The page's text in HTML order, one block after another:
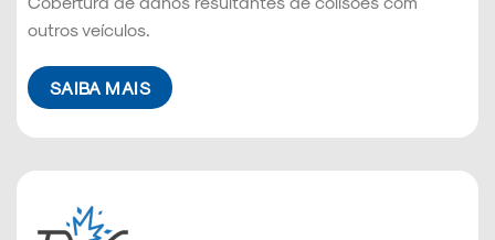
outros veículos.
SAIBA MAIS